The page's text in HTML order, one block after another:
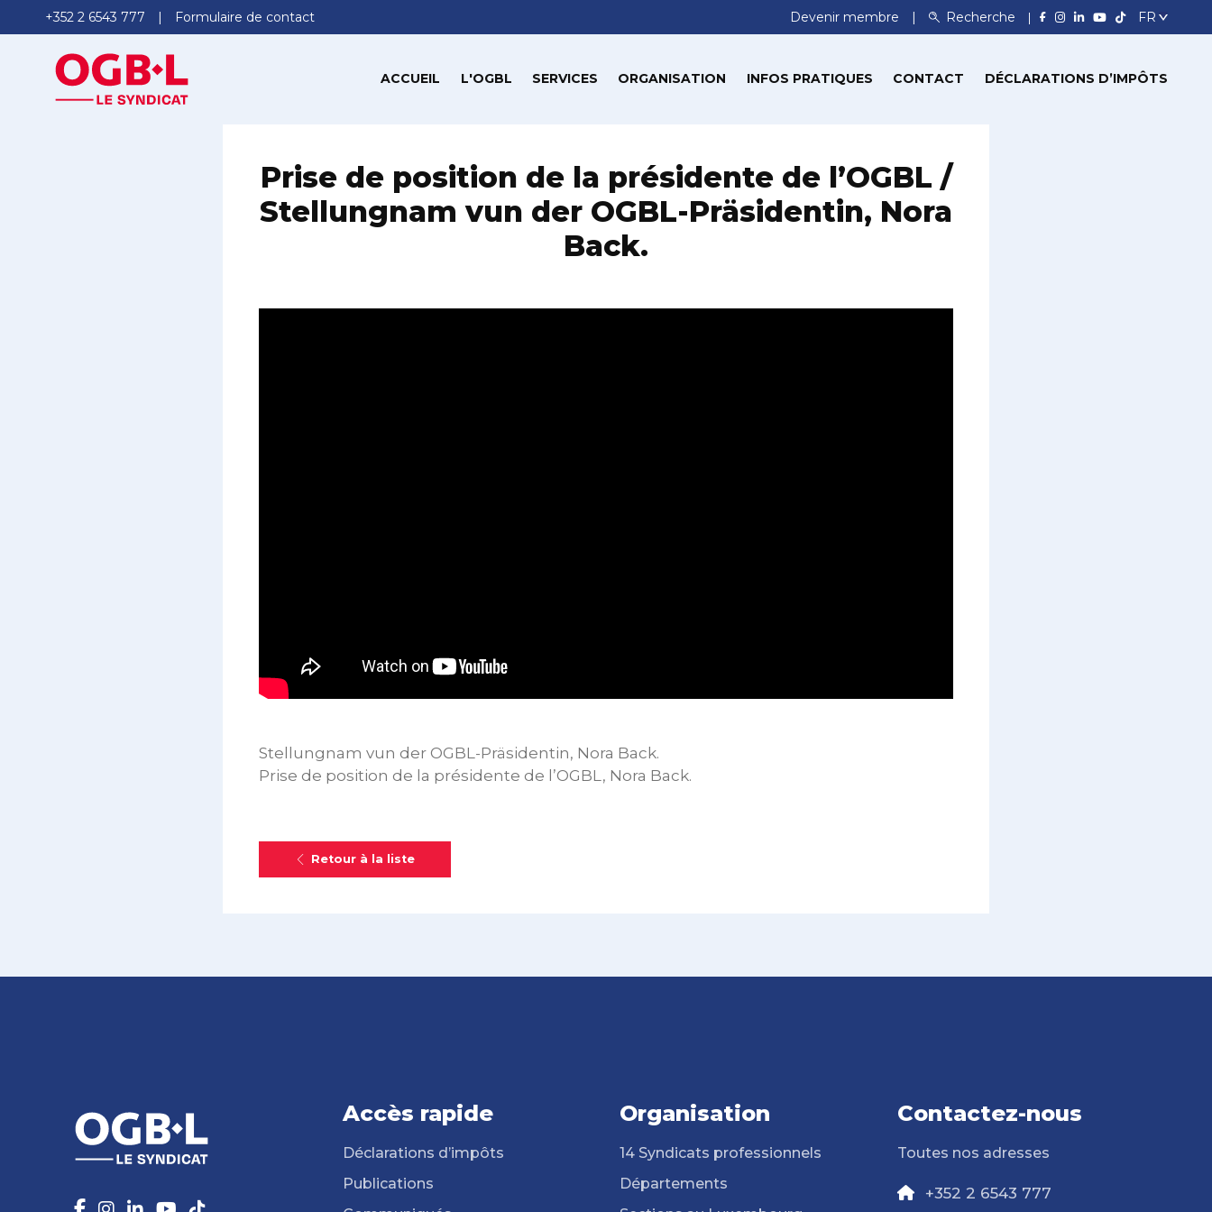
+352 2 6543 777 Formulaire de contact Devenir membre Recherche
ACCUEIL L'OGBL SERVICES ORGANISATION INFOS PRATIQUES CONTACT DÉCLARATIONS D’IMPÔTS
Prise de position de la présidente de l’OGBL /
Stellungnam vun der OGBL-Präsidentin, Nora
Back.
Stellungnam vun der OGBL-Präsidentin, Nora Back.
Prise de position de la présidente de l’OGBL, Nora Back.
Retour à la liste
Accès rapide
Déclarations d’impôts
Publications
Organisation
14 Syndicats professionnels
Départements
Contactez-nous
Toutes nos adresses
+352 2 6543 777